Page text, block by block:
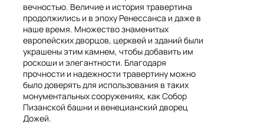
вечностью. Величие и история травертина
продолжились и в эпоху Ренессанса и даже в
наше время. Множество знаменитых
европейских дворцов, церквей и зданий были
украшены этим камнем, чтобы добавить им
роскоши и элегантности. Благодаря
прочности и надежности травертину можно
было доверять для использования в таких
монументальных сооружениях, как Собор
Пизанской башни и венецианский дворец
Дожей.